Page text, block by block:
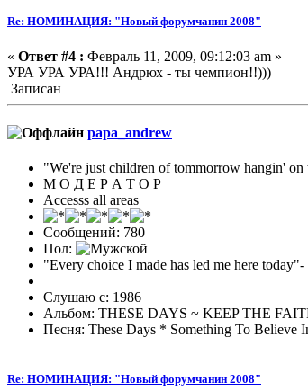
Re: НОМИНАЦИЯ: "Новый форумчанин 2008"
« Ответ #4 : Февраль 11, 2009, 09:12:03 am »
УРА УРА УРА!!! Андрюх - ты чемпион!!)))
Записан
papa_andrew
"We're just children of tommorrow
М О Д Е Р А Т О Р
Accesss all areas
Сообщений: 780
Пол:
"Every choice I made has led me here today"-
Слушаю с: 1986
Альбом: THESE DAYS ~ KEEP THE
Песня: These Days * Something To Believe
Re: НОМИНАЦИЯ: "Новый форумчанин 2008"